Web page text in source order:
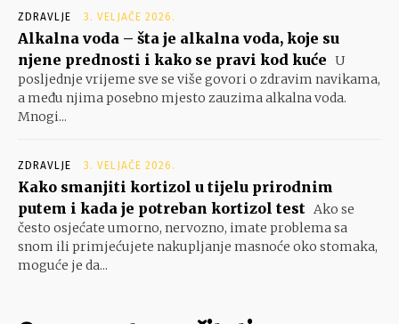
ZDRAVLJE 3. VELJAČE 2026.
Alkalna voda – šta je alkalna voda, koje su
njene prednosti i kako se pravi kod kuće U
posljednje vrijeme sve se više govori o zdravim navikama,
a među njima posebno mjesto zauzima alkalna voda.
Mnogi...
ZDRAVLJE 3. VELJAČE 2026.
Kako smanjiti kortizol u tijelu prirodnim
putem i kada je potreban kortizol test Ako se
često osjećate umorno, nervozno, imate problema sa
snom ili primjećujete nakupljanje masnoće oko stomaka,
moguće je da...